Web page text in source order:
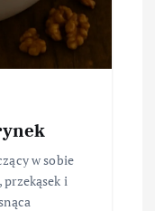
w sobie
przekąsek i